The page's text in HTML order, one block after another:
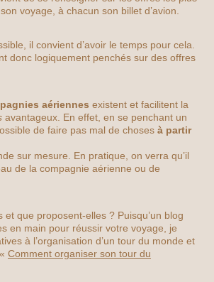
voyage, à chacun son billet d’avion.
il convient d’avoir le temps pour cela.
donc logiquement penchés sur des offres
aériennes existent et facilitent la
avantageux. En effet, en se penchant un
de faire pas mal de choses à partir
sur mesure. En pratique, on verra qu’il
de la compagnie aérienne ou de
que proposent-elles ? Puisqu’un blog
en main pour réussir votre voyage, je
à l’organisation d’un tour du monde et
Comment organiser son tour du